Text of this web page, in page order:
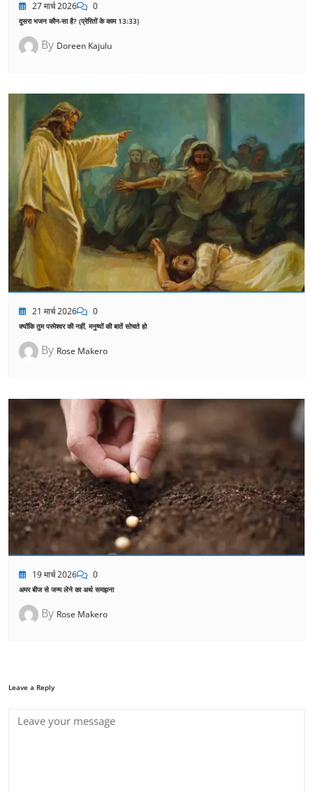
27 मार्च 2026 0
दूसरा भजन कौन-सा है? (प्रेरितों के काम 13:33)
By Doreen Kajulu
21 मार्च 2026 0
क्योंकि तुम परमेश्वर की नहीं, मनुष्यों की बातें सोचते हो
By Rose Makero
19 मार्च 2026 0
अमर बीज से जन्म लेने का अर्थ समझना
By Rose Makero
Leave a Reply